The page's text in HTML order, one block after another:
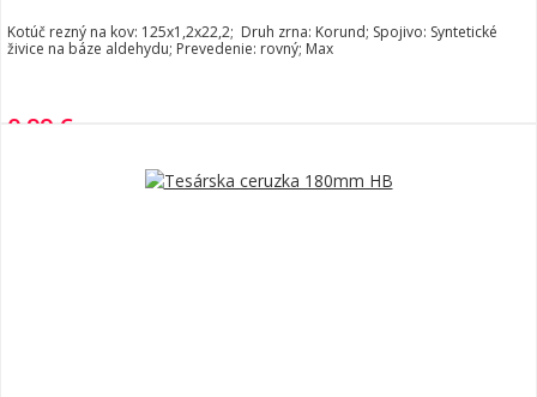
Kotúč rezný na kov: 125x1,2x22,2; Druh zrna: Korund; Spojivo: Syntetické
živice na báze aldehydu; Prevedenie: rovný; Max
0,99 €